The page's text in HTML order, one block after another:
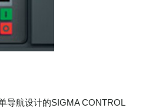
导航设计的SIGMA CONTROL